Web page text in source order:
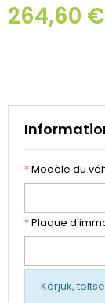
264,60
*Modèle du
*Plaque
Kérjük,